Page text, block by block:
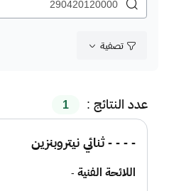
تصفية
عدد النتائج : 1
- - - - ثنائي نيتروبنزين
اللائحة الفنية -